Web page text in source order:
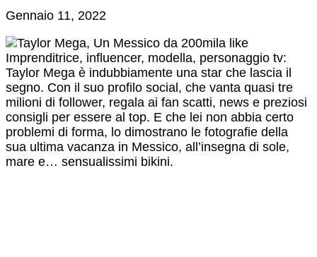
Gennaio 11, 2022
Imprenditrice, influencer, modella, personaggio tv:
Taylor Mega è indubbiamente una star che lascia il
segno. Con il suo profilo social, che vanta quasi tre
milioni di follower, regala ai fan scatti, news e preziosi
consigli per essere al top. E che lei non abbia certo
problemi di forma, lo dimostrano le fotografie della
sua ultima vacanza in Messico, all’insegna di sole,
mare e… sensualissimi bikini.